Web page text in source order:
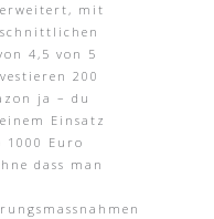
mit
4,5 von 5
200
ja – du
Einsatz
1000 Euro
dass man